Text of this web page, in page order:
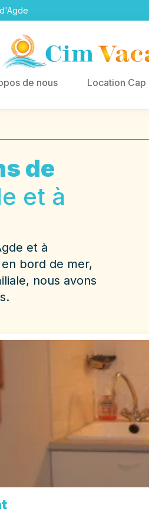
de nous Location Cap
de
et à
et à
bord de mer,
nous avons